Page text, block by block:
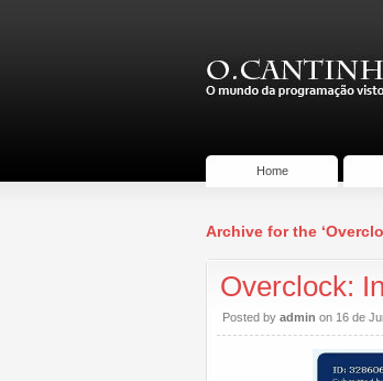
Home
Archive for the
Overclock:
Posted by admin on 16 de